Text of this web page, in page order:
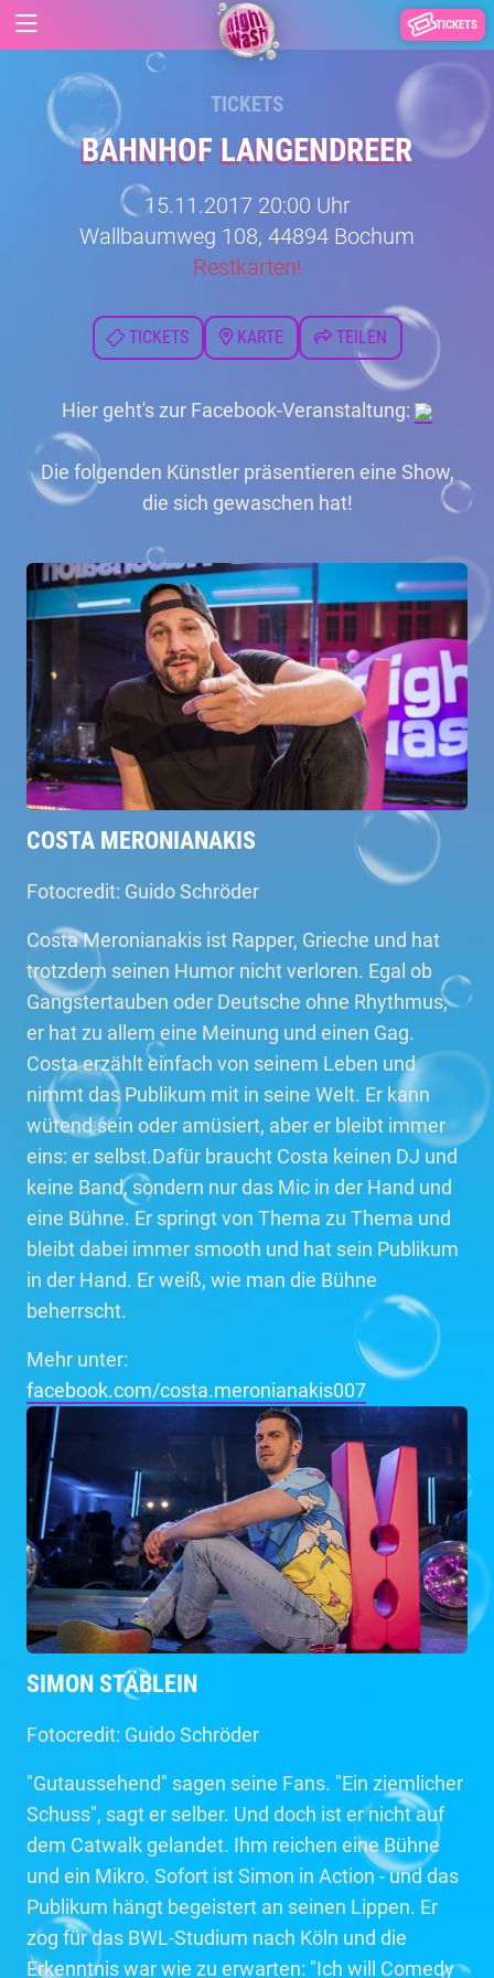
TICKETS
TICKETS
BAHNHOF LANGENDREER
15.11.2017 20:00 Uhr
Wallbaumweg 108, 44894 Bochum
Restkarten!
TICKETS KARTE TEILEN
Hier geht's zur Facebook-Veranstaltung:
Die folgenden Künstler präsentieren eine Show,
die sich gewaschen hat!
COSTA MERONIANAKIS
Fotocredit: Guido Schröder
Costa Meronianakis ist Rapper, Grieche und hat
trotzdem seinen Humor nicht verloren. Egal ob
Gangstertauben oder Deutsche ohne Rhythmus,
er hat zu allem eine Meinung und einen Gag.
Costa erzählt einfach von seinem Leben und
nimmt das Publikum mit in seine Welt. Er kann
wütend sein oder amüsiert, aber er bleibt immer
eins: er selbst.Dafür braucht Costa keinen DJ und
keine Band, sondern nur das Mic in der Hand und
eine Bühne. Er springt von Thema zu Thema und
bleibt dabei immer smooth und hat sein Publikum
in der Hand. Er weiß, wie man die Bühne
beherrscht.
Mehr unter:
facebook.com/costa.meronianakis007
SIMON STÄBLEIN
Fotocredit: Guido Schröder
"Gutaussehend" sagen seine Fans. "Ein ziemlicher
Schuss", sagt er selber. Und doch ist er nicht auf
dem Catwalk gelandet. Ihm reichen eine Bühne
und ein Mikro. Sofort ist Simon in Action - und das
Publikum hängt begeistert an seinen Lippen. Er
zog für das BWL-Studium nach Köln und die
Erkenntnis war wie zu erwarten: "Ich will Comedy